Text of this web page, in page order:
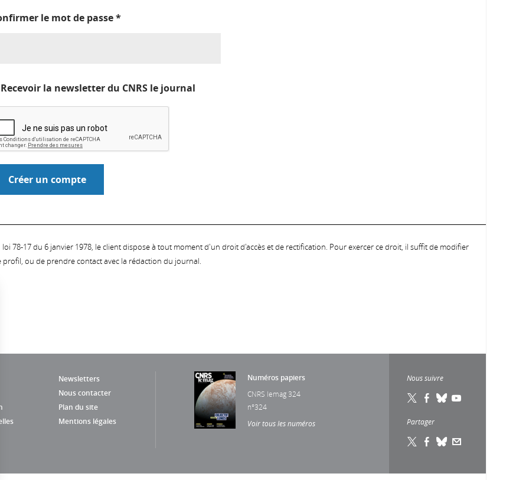
le mot de passe*
Recevoir la newsletter du CNRS le journal
78-17 du 6 janvier 1978, le client dispose à tout moment d'un droit d'accès et de rectification. Pour exercer ce droit, il suffit de modifier
ou de prendre contact avec la rédaction du journal.
Newsletters
Nous contacter
Plan du site
Mentions légales
Numéros papiers
CNRS lemag 324
n°324
Voir tous les numéros
Nous suivre
Partager